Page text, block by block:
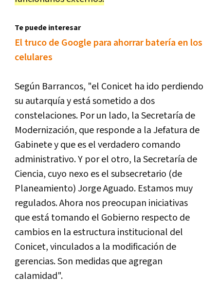
Te puede interesar
El truco de Google para ahorrar batería en los
celulares
Según Barrancos, "el Conicet ha ido perdiendo
su autarquía y está sometido a dos
constelaciones. Por un lado, la Secretaría de
Modernización, que responde a la Jefatura de
Gabinete y que es el verdadero comando
administrativo. Y por el otro, la Secretaría de
Ciencia, cuyo nexo es el subsecretario (de
Planeamiento) Jorge Aguado. Estamos muy
regulados. Ahora nos preocupan iniciativas
que está tomando el Gobierno respecto de
cambios en la estructura institucional del
Conicet, vinculados a la modificación de
gerencias. Son medidas que agregan
calamidad".